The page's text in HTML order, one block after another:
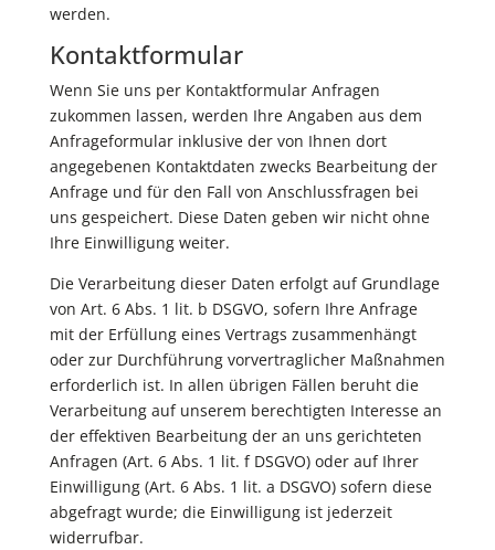
werden.
Kontaktformular
Wenn Sie uns per Kontaktformular Anfragen
zukommen lassen, werden Ihre Angaben aus dem
Anfrageformular inklusive der von Ihnen dort
angegebenen Kontaktdaten zwecks Bearbeitung der
Anfrage und für den Fall von Anschlussfragen bei
uns gespeichert. Diese Daten geben wir nicht ohne
Ihre Einwilligung weiter.
Die Verarbeitung dieser Daten erfolgt auf Grundlage
von Art. 6 Abs. 1 lit. b DSGVO, sofern Ihre Anfrage
mit der Erfüllung eines Vertrags zusammenhängt
oder zur Durchführung vorvertraglicher Maßnahmen
erforderlich ist. In allen übrigen Fällen beruht die
Verarbeitung auf unserem berechtigten Interesse an
der effektiven Bearbeitung der an uns gerichteten
Anfragen (Art. 6 Abs. 1 lit. f DSGVO) oder auf Ihrer
Einwilligung (Art. 6 Abs. 1 lit. a DSGVO) sofern diese
abgefragt wurde; die Einwilligung ist jederzeit
widerrufbar.